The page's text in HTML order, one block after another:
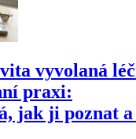
vyvolaná
praxi:
jak ji poznat a